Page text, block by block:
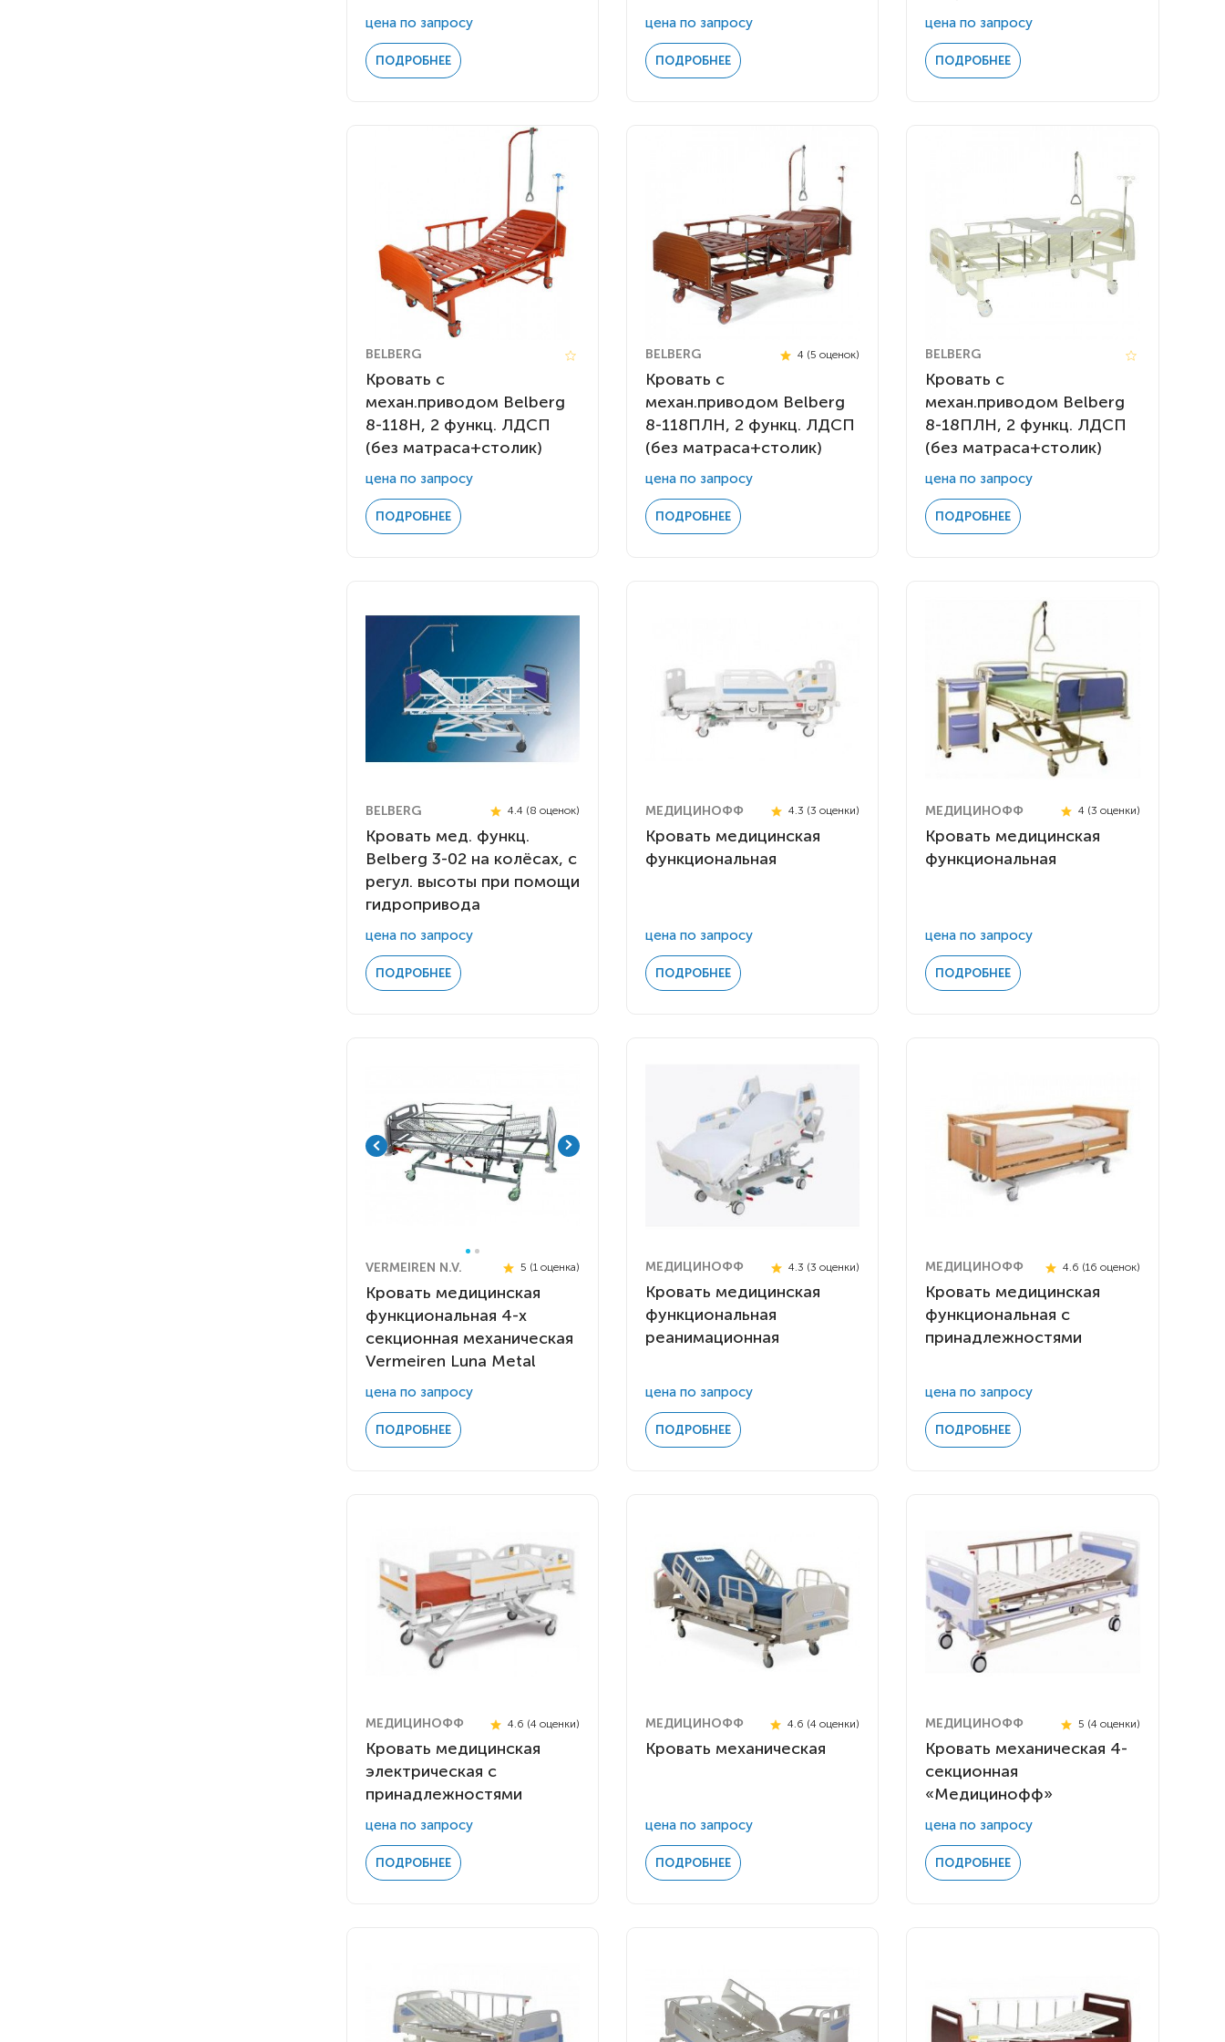
цена по запросу
ПОДРОБНЕЕ
цена по запросу
ПОДРОБНЕЕ
цена по запросу
ПОДРОБНЕЕ
BELBERG
Кровать c
механ.приводом Belberg
8-118H, 2 функц. ЛДСП
(без матраса+столик)
цена по запросу
ПОДРОБНЕЕ
BELBERG 4 (5 оценок)
Кровать c
механ.приводом Belberg
8-118ПЛН, 2 функц. ЛДСП
(без матраса+столик)
цена по запросу
ПОДРОБНЕЕ
BELBERG
Кровать c
механ.приводом Belberg
8-18ПЛН, 2 функц. ЛДСП
(без матраса+столик)
цена по запросу
ПОДРОБНЕЕ
BELBERG 4.4 (8 оценок)
Кровать мед. функц.
Belberg 3-02 на колёсах, с
регул. высоты при помощи
гидропривода
цена по запросу
ПОДРОБНЕЕ
МЕДИЦИНОФФ 4.3 (3 оценки)
Кровать медицинская
функциональная
цена по запросу
ПОДРОБНЕЕ
МЕДИЦИНОФФ 4 (3 оценки)
Кровать медицинская
функциональная
цена по запросу
ПОДРОБНЕЕ
VERMEIREN N.V. 5 (1 оценка)
Кровать медицинская
функциональная 4-х
секционная механическая
Vermeiren Luna Metal
цена по запросу
ПОДРОБНЕЕ
МЕДИЦИНОФФ 4.3 (3 оценки)
Кровать медицинская
функциональная
реанимационная
цена по запросу
ПОДРОБНЕЕ
МЕДИЦИНОФФ 4.6 (16 оценок)
Кровать медицинская
функциональная с
принадлежностями
цена по запросу
ПОДРОБНЕЕ
МЕДИЦИНОФФ 4.6 (4 оценки)
Кровать медицинская
электрическая с
принадлежностями
цена по запросу
ПОДРОБНЕЕ
МЕДИЦИНОФФ 4.6 (4 оценки)
Кровать механическая
цена по запросу
ПОДРОБНЕЕ
МЕДИЦИНОФФ 5 (4 оценки)
Кровать механическая 4-
секционная
«Медицинофф»
цена по запросу
ПОДРОБНЕЕ